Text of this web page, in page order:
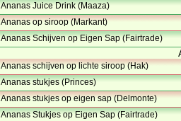
Ananas Juice Drink (Maaza)
Ananas op siroop (Markant)
Ananas Schijven op Eigen Sap (Fairtrade)
Ananas schijven op lichte siroop (Hak)
Ananas stukjes (Princes)
Ananas stukjes op eigen sap (Delmonte)
Ananas Stukjes op Eigen Sap (Fairtrade)